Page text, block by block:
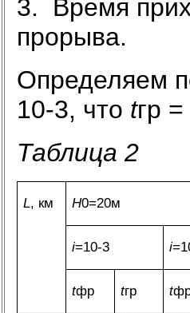
3. Время
прорыва.
Определяем
10-3, что tгр
Таблица 2
L, км Н0=20м
i=10-3 i
tфр tгр t